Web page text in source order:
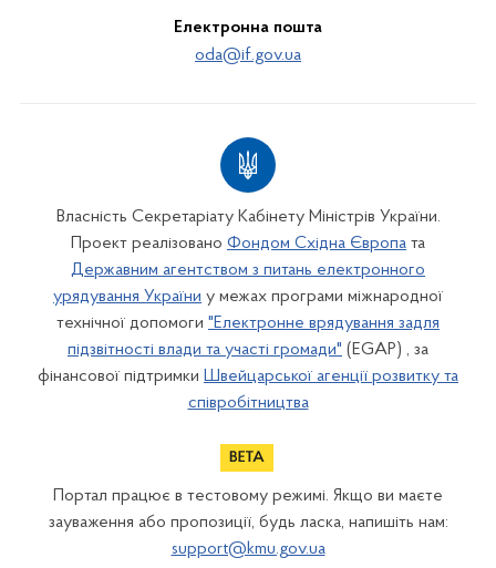
Електронна пошта
oda@if.gov.ua
Власність Секретаріату Кабінету Міністрів України.
Проект реалізовано Фондом Східна Європа та
Державним агентством з питань електронного
урядування України у межах програми міжнародної
технічної допомоги "Електронне врядування задля
підзвітності влади та участі громади" (EGAP) , за
фінансової підтримки Швейцарської агенції розвитку та
співробітництва
Портал працює в тестовому режимі. Якщо ви маєте
зауваження або пропозиції, будь ласка, напишіть нам:
support@kmu.gov.ua